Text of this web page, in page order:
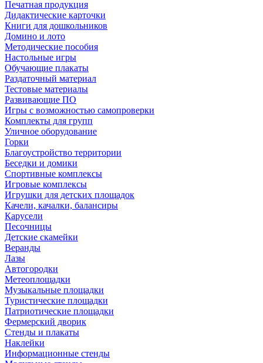
Печатная продукция
Дидактические карточки
Книги для дошкольников
Домино и лото
Методические пособия
Настольные игры
Обучающие плакаты
Раздаточный материал
Тестовые материалы
Развивающие ПО
Игры с возможностью самопроверки
Комплекты для групп
Уличное оборудование
Горки
Благоустройство территории
Беседки и домики
Спортивные комплексы
Игровые комплексы
Игрушки для детских площадок
Качели, качалки, балансиры
Карусели
Песочницы
Детские скамейки
Веранды
Лазы
Автогородки
Метеоплощадки
Музыкальные площадки
Туристические площадки
Патриотические площадки
Фермерский дворик
Стенды и плакаты
Наклейки
Информационные стенды